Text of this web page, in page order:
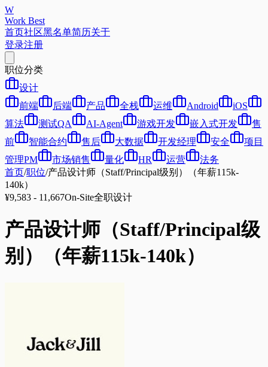
W
Work Best
首页社区黑名单简历关于
登录注册
职位分类
设计
前端
后端 产品 全栈 运维 Android
iOS
算法
测试QA AI-Agent 游戏开发 嵌入式开发
售
前
智能合约 售后 大数据 开发经理 安全
项目
管理PM
市场销售 量化 HR 运营
法务
首页/职位/产品设计师（Staff/Principal级别）（年薪115k-
140k）
¥9,583 - 11,667On-Site全职设计
产品设计师（Staff/Principal级
别）（年薪115k-140k）